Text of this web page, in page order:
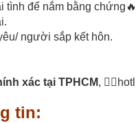
tình để nắm bằng
người sắp kết hôn.
xác tại TPHCM,
tin: